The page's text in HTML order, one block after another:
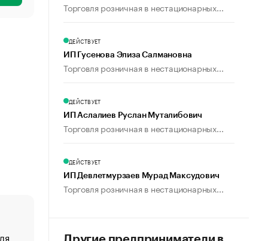
«От спорта тело стареет иначе». Как живет глава
Торговля розничная в нестационарных...
ДЕЙСТВУЕТ
ИП Гусенова Элиза Салмановна
Торговля розничная в нестационарных...
ДЕЙСТВУЕТ
ИП Аслалиев Руслан Муталибович
Торговля розничная в нестационарных...
ДЕЙСТВУЕТ
ИП Девлетмурзаев Мурад Максудович
Торговля розничная в нестационарных...